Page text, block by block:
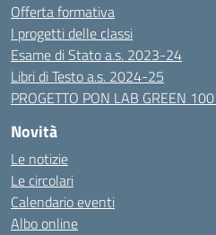
Offerta formativa
I progetti delle classi
Esame di Stato a.s. 2023-24
Libri di Testo a.s. 2024-25
PROGETTO PON LAB GREEN
Novità
Le notizie
Le circolari
Calendario eventi
Albo online